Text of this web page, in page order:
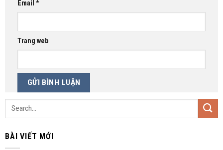
Email *
Trang web
BÀI VIẾT MỚI